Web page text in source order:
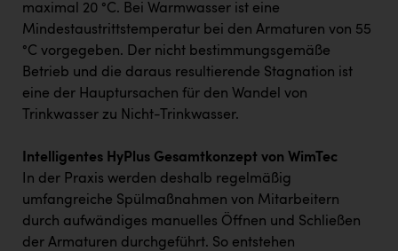
maximal 20 °C. Bei Warmwasser ist eine
Mindestaustrittstemperatur bei den Armaturen von 55
°C vorgegeben. Der nicht bestimmungsgemäße
Betrieb und die daraus resultierende Stagnation ist
eine der Hauptursachen für den Wandel von
Trinkwasser zu Nicht-Trinkwasser.
Intelligentes HyPlus Gesamtkonzept von WimTec
In der Praxis werden deshalb regelmäßig
umfangreiche Spülmaßnahmen von Mitarbeitern
durch aufwändiges manuelles Öffnen und Schließen
der Armaturen durchgeführt. So entstehen